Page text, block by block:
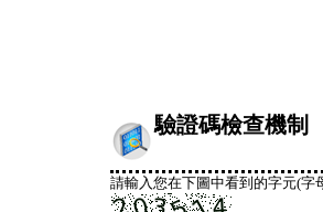
驗證碼檢查機制
請輸入您在下圖中看到的字元(字